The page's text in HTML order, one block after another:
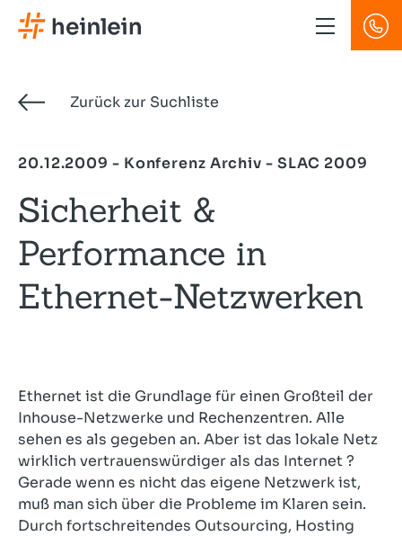
Direkt
zum
Zurück zur Suchliste
20.12.2009 - Konferenz Archiv - SLAC 2009
Sicherheit &
Performance in
Ethernet-Netzwerken
Ethernet ist die Grundlage für einen Großteil der
Inhouse-Netzwerke und Rechenzentren. Alle
sehen es als gegeben an. Aber ist das lokale Netz
wirklich vertrauenswürdiger als das Internet ?
Gerade wenn es nicht das eigene Netzwerk ist,
muß man sich über die Probleme im Klaren sein.
Durch fortschreitendes Outsourcing, Hosting